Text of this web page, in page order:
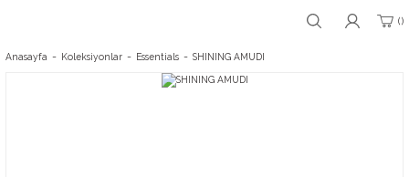
Anasayfa Koleksiyonlar Essentials SHINING AMUDI